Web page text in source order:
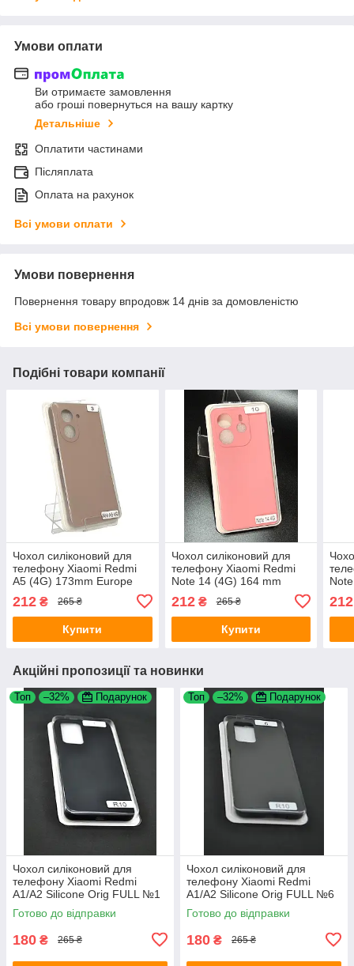
Умови оплати
Ви отримаєте замовлення
або гроші повернуться на вашу картку
Детальніше
Оплатити частинами
Післяплата
Оплата на рахунок
Всі умови оплати
Умови повернення
Повернення товару впродовж 14 днів за домовленістю
Всі умови повернення
Подібні товари компанії
Чохол силіконовий для
телефону Xiaomi Redmi
A5 (4G) 173mm Europe
version Silicone Orig FULL
No3 Pink sand 4you
212 ₴ 265 ₴
Купити
Чохол силіконовий для
телефону Xiaomi Redmi
Note 14 (4G) 164 mm
Orig FULL No10 Pink 4you
212₴ 265 ₴
Купити
212
Акційні пропозиції та новинки
Топ –32% Подарунок
Чохол силіконовий для
телефону Xiaomi Redmi
A1/A2 Silicone Orig FULL №1
black (4uou)
Готово до відправки
180 ₴ 265 ₴
Топ –32% Подарунок
Чохол силіконовий для
телефону Xiaomi Redmi
A1/A2 Silicone Orig FULL №6
cocoa 4you
Готово до відправки
180 ₴ 265 ₴